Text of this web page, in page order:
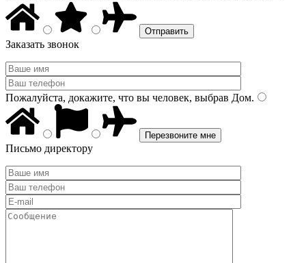
Заказать звонок
Пожалуйста, докажите, что вы человек, выбрав Дом.
Письмо директору